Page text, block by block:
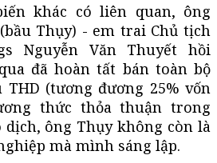
khác có liên quan, ông
Thụy) - em trai Chủ tịch
Nguyễn Văn Thuyết hồi
đã hoàn tất bán toàn bộ
THD (tương đương 25% vốn
thức thỏa thuận trong
dịch, ông Thụy không còn là
mà mình sáng lập.